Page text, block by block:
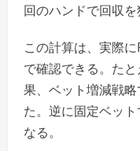
回のハンドで回収を
この計算は、実際
で確認できる。た
果、ベット増減戦
た。逆に固定ベッ
なる。